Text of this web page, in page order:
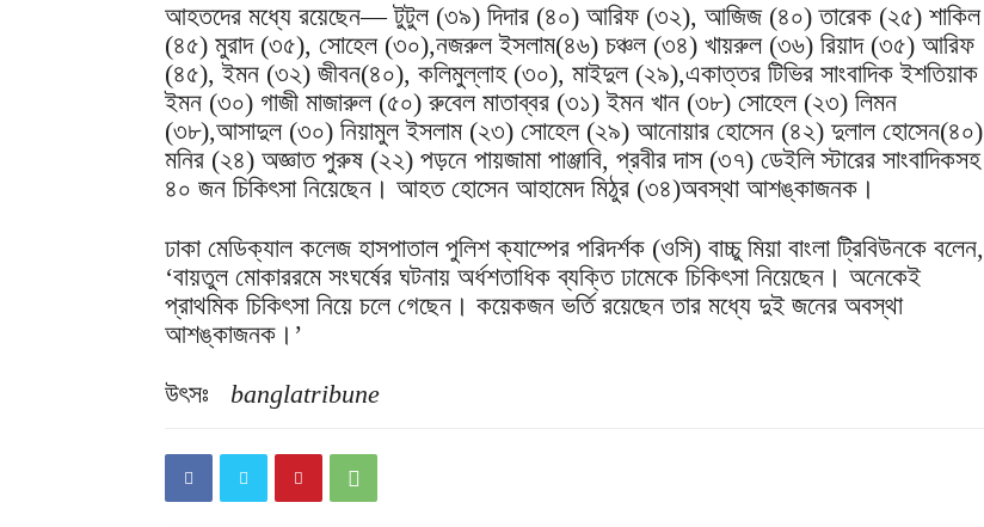
আহতদের মধ্যে রয়েছেন— টুটুল (৩৯) দিদার (৪০) আরিফ (৩২), আজিজ (৪০) তারেক (২৫) শাকিল
(৪৫) মুরাদ (৩৫), সোহেল (৩০),নজরুল ইসলাম(৪৬) চঞ্চল (৩৪) খায়রুল (৩৬) রিয়াদ (৩৫) আরিফ
(৪৫), ইমন (৩২) জীবন(৪০), কলিমুল্লাহ (৩০), মাইদুল (২৯),একাত্তর টিভির সাংবাদিক ইশতিয়াক
ইমন (৩০) গাজী মাজারুল (৫০) রুবেল মাতাব্বর (৩১) ইমন খান (৩৮) সোহেল (২৩) লিমন
(৩৮),আসাদুল (৩০) নিয়ামুল ইসলাম (২৩) সোহেল (২৯) আনোয়ার হোসেন (৪২) দুলাল হোসেন(৪০)
মনির (২৪) অজ্ঞাত পুরুষ (২২) পড়নে পায়জামা পাঞ্জাবি, প্রবীর দাস (৩৭) ডেইলি স্টারের সাংবাদিকসহ
৪০ জন চিকিৎসা নিয়েছেন। আহত হোসেন আহামেদ মিঠুর (৩৪)অবস্থা আশঙ্কাজনক।
ঢাকা মেডিক্যাল কলেজ হাসপাতাল পুলিশ ক্যাম্পের পরিদর্শক (ওসি) বাচ্চু মিয়া বাংলা ট্রিবিউনকে বলেন,
‘বায়তুল মোকাররমে সংঘর্ষের ঘটনায় অর্ধশতাধিক ব্যক্তি ঢামেকে চিকিৎসা নিয়েছেন। অনেকেই
প্রাথমিক চিকিৎসা নিয়ে চলে গেছেন। কয়েকজন ভর্তি রয়েছেন তার মধ্যে দুই জনের অবস্থা
আশঙ্কাজনক।’
উৎসঃ banglatribune